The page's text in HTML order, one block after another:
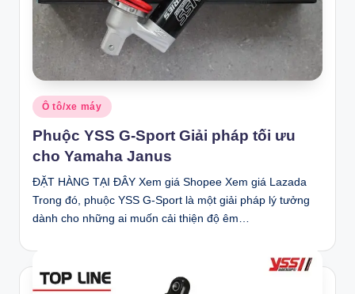
Posted
in
Ô tô/xe máy
Phuộc YSS G-Sport Giải pháp tối ưu
cho Yamaha Janus
ĐẶT HÀNG TẠI ĐÂY Xem giá Shopee Xem giá Lazada
Trong đó, phuộc YSS G-Sport là một giải pháp lý tưởng
dành cho những ai muốn cải thiện độ êm…